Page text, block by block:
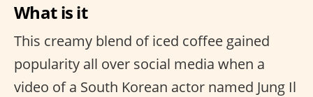
What is it
This creamy blend of iced coffee gained
popularity all over social media when a
video of a South Korean actor named Jung Il